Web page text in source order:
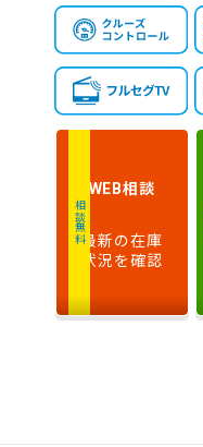
年
式
走
行
気
量
検
相談無料
WEB相談
最新の在庫
状況を確認